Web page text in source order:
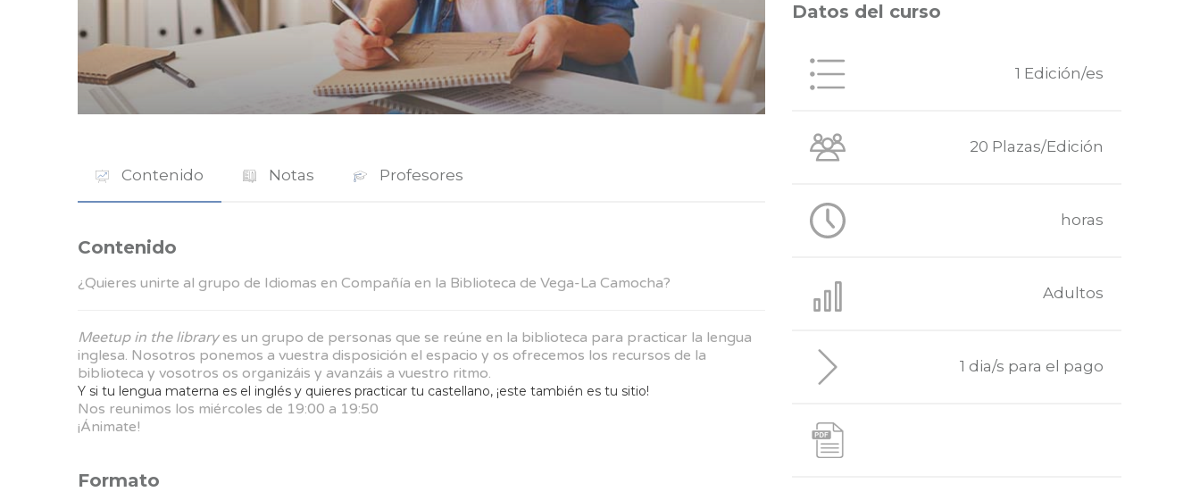
Contenido Notas Profesores
Contenido
¿Quieres unirte al grupo de Idiomas en Compañía en la Biblioteca de Vega-La Camocha?
Meetup in the libraryes un grupo de personas que se reúne en la biblioteca para practicar la lengua
inglesa. Nosotros ponemos a vuestra disposición el espacio y os ofrecemos los recursos de la
biblioteca y vosotros os organizáis y avanzáis a vuestro ritmo.
Y si tu lengua materna es el inglés y quieres practicar tu castellano, ¡este también es tu sitio!
Nos reunimos los miércoles de 19:00 a 19:50
¡Ánimate!
Formato
Datos del curso
1 Edición/es
20 Plazas/Edición
horas
Adultos
1 dia/s para el pago